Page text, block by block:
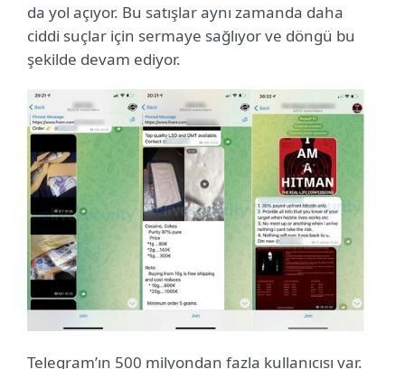
da yol açıyor. Bu satışlar aynı zamanda daha
ciddi suçlar için sermaye sağlıyor ve döngü bu
şekilde devam ediyor.
Telegram’ın 500 milyondan fazla kullanıcısı var.